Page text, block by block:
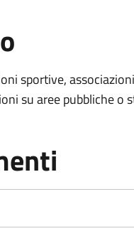
sportive,
su aree pubbliche o